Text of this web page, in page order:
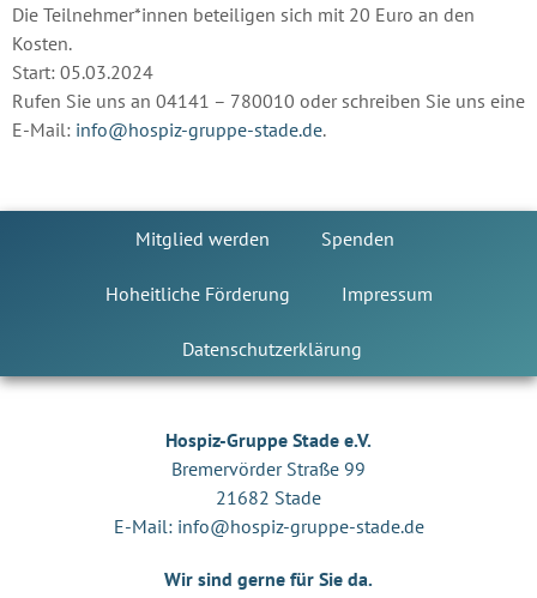
Die Teilnehmer*innen beteiligen sich mit 20 Euro an den
Kosten.
Start: 05.03.2024
Rufen Sie uns an 04141 – 780010 oder schreiben Sie uns eine
E-Mail: info@hospiz-gruppe-stade.de.
Mitglied werden Spenden
Hoheitliche Förderung Impressum
Datenschutzerklärung
Hospiz-Gruppe Stade e.V.
Bremervörder Straße 99
21682 Stade
E-Mail: info@hospiz-gruppe-stade.de
Wir sind gerne für Sie da.